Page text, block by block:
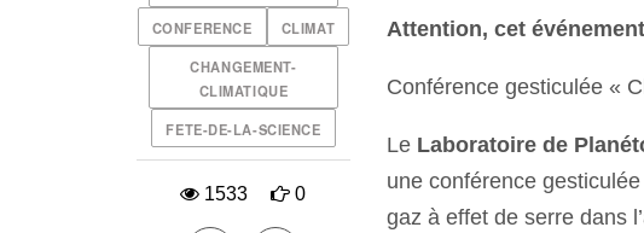
Attention, cet
Conférence gesticulée «
Le Laboratoire de
une conférence
gaz à effet de serre dans
CONFERENCE CLIMAT
CHANGEMENT-
CLIMATIQUE
FETE-DE-LA-SCIENCE
1533 0